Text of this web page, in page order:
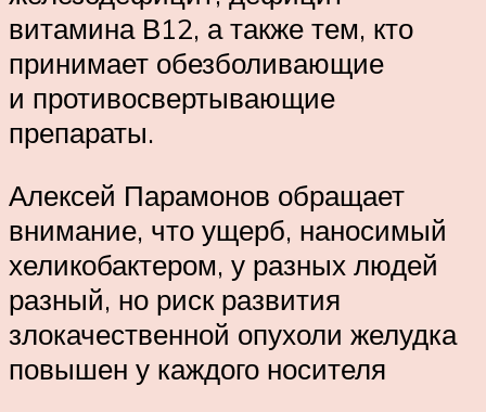
витамина В12, а также тем, кто
принимает обезболивающие
и противосвертывающие
препараты.
Алексей Парамонов обращает
внимание, что ущерб, наносимый
хеликобактером, у разных людей
разный, но риск развития
злокачественной опухоли желудка
повышен у каждого носителя